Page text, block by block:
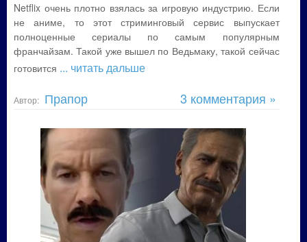
Netflix очень плотно взялась за игровую индустрию. Если
не аниме, то этот стриминговый сервис выпускает
полноценные сериалы по самым популярным
франчайзам. Такой уже вышел по Ведьмаку, такой сейчас
готовится ... читать дальше
Автор: Прапор 3 комментария »